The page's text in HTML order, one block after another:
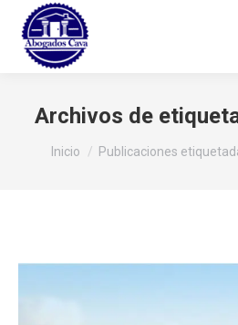
Archivos de
Estás aquí:
Inicio Publicaciones